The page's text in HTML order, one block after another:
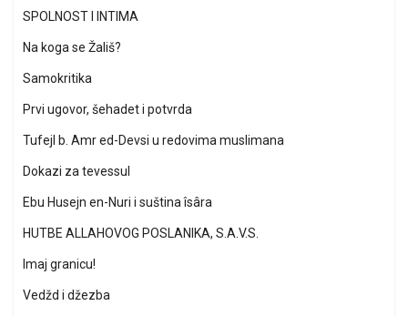
SPOLNOST I INTIMA
Na koga se Žališ?
Samokritika
Prvi ugovor, šehadet i potvrda
Tufejl b. Amr ed-Devsi u redovima muslimana
Dokazi za tevessul
Ebu Husejn en-Nuri i suština îsâra
HUTBE ALLAHOVOG POSLANIKA, S.A.V.S.
Imaj granicu!
Vedžd i džezba